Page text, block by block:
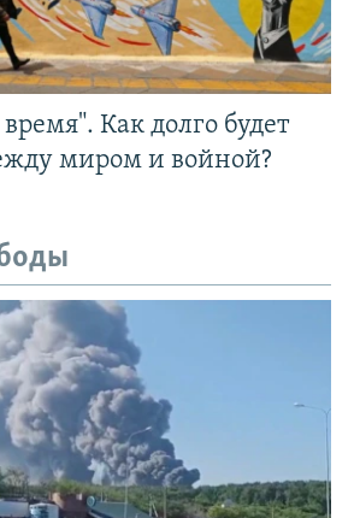
Как долго будет
миром и войной?